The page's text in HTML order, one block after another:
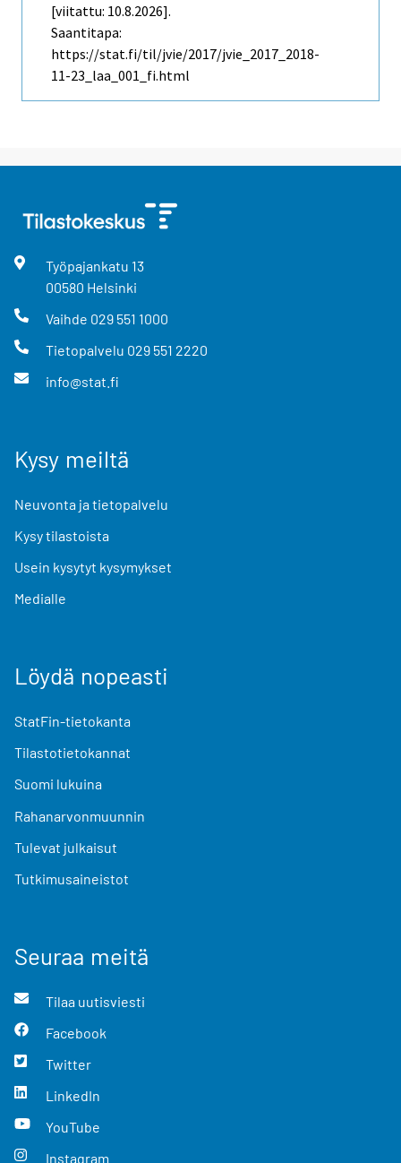
[viitattu: 10.8.2026].
Saantitapa:
https://stat.fi/til/jvie/2017/jvie_2017_2018-
11-23_laa_001_fi.html
Työpajankatu 13
00580 Helsinki
Vaihde 029 551 1000
Tietopalvelu 029 551 2220
info@stat.fi
Kysy meiltä
Neuvonta ja tietopalvelu
Kysy tilastoista
Usein kysytyt kysymykset
Medialle
Löydä nopeasti
StatFin-tietokanta
Tilastotietokannat
Suomi lukuina
Rahanarvonmuunnin
Tulevat julkaisut
Tutkimusaineistot
Seuraa meitä
Tilaa uutisviesti
Facebook
Twitter
LinkedIn
YouTube
Instagram